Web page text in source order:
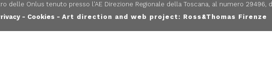
delle Onlus tenuto presso l'AE Direzione Regionale della Toscana, al numero 29496,
- Cookies - Art direction and web project: Ross&Thomas Firenze